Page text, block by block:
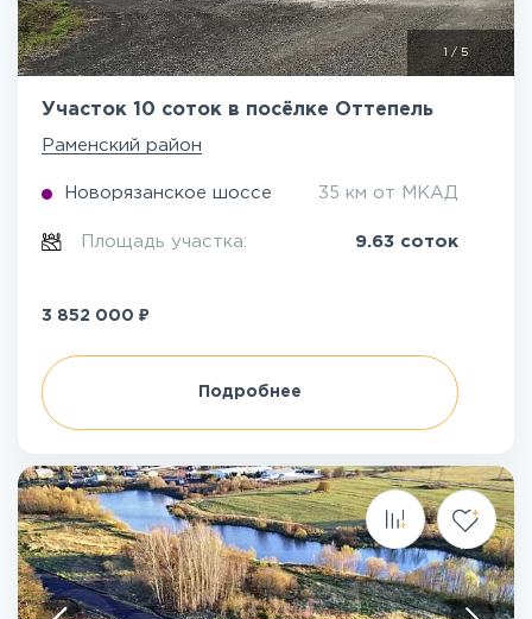
/5
Участок 10 соток в посёлке Оттепель
Раменский район
Новорязанское шоссе 35 км от МКАД
Площадь участка: 9.63 соток
3 852 000 ₽
Подробнее